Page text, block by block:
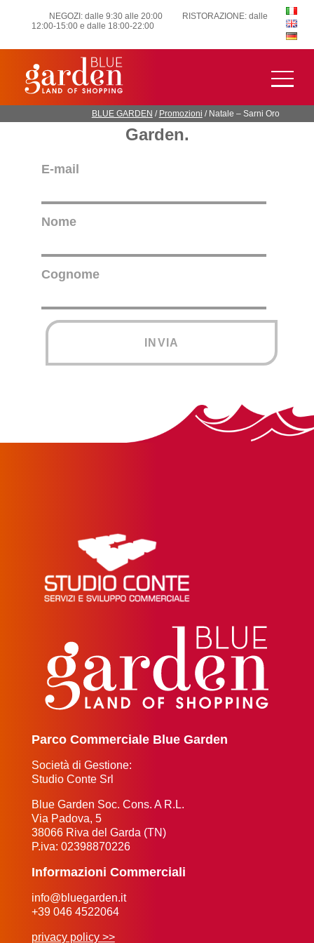
NEGOZI: dalle 9:30 alle 20:00
RISTORAZIONE: dalle
12:00-15:00 e dalle 18:00-22:00
BLUE GARDEN / Promozioni / Natale – Sarni Oro
Iscriviti alla newsletter per
rimanere sempre aggiornato
con le ultime novità di Blue
Garden.
E-mail
Nome
Cognome
Parco Commerciale Blue Garden
Società di Gestione:
Studio Conte Srl
Blue Garden Soc. Cons. A R.L.
Via Padova, 5
38066 Riva del Garda (TN)
P.iva: 02398870226
Informazioni Commerciali
info@bluegarden.it
+39 046 4522064
privacy policy >>